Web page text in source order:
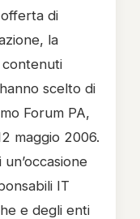
di
la
scelto di
Forum PA,
maggio 2006.
IT
e degli enti